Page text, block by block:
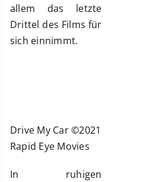
allem das letzte
Drittel des Films für
sich einnimmt.
Drive My Car ©2021
Rapid Eye Movies
In ruhigen